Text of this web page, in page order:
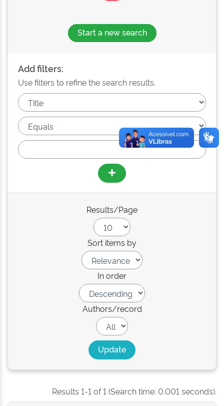
Start a new search
Add filters:
Use filters to refine the search results.
Results/Page
Sort items by
In order
Authors/record
Results 1-1 of 1 (Search time: 0.001 seconds).